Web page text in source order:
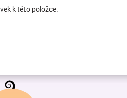
k této položce.